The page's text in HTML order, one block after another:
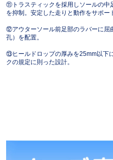
⑪トラスティックを採用しソールの中
を抑制。安定した走りと動作をサポー
⑫アウターソール前足部のラバーに屈
孔）を配置。
⑬ヒールドロップの厚みを25mm以下
クの規定に則った設計。